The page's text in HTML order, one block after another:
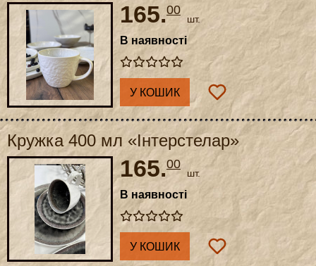
165.00
шт.
В наявності
У КОШИК
Кружка 400 мл «Інтерстелар»
165.00
шт.
В наявності
У КОШИК